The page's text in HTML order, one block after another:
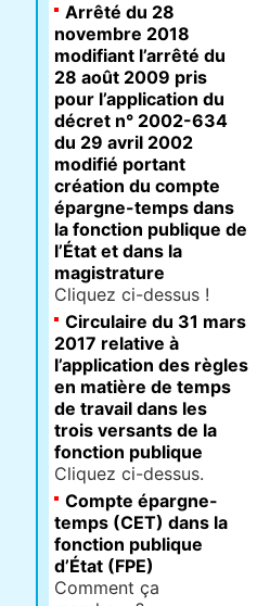
Arrêté du 28
novembre 2018
modifiant l’arrêté du
28 août 2009 pris
pour l’application du
décret n° 2002-634
du 29 avril 2002
modifié portant
création du compte
épargne-temps dans
la fonction publique de
l’État et dans la
magistrature
Cliquez ci-dessus !
Circulaire du 31 mars
2017 relative à
l’application des règles
en matière de temps
de travail dans les
trois versants de la
fonction publique
Cliquez ci-dessus.
Compte épargne-
temps (CET) dans la
fonction publique
d’État (FPE)
Comment ça